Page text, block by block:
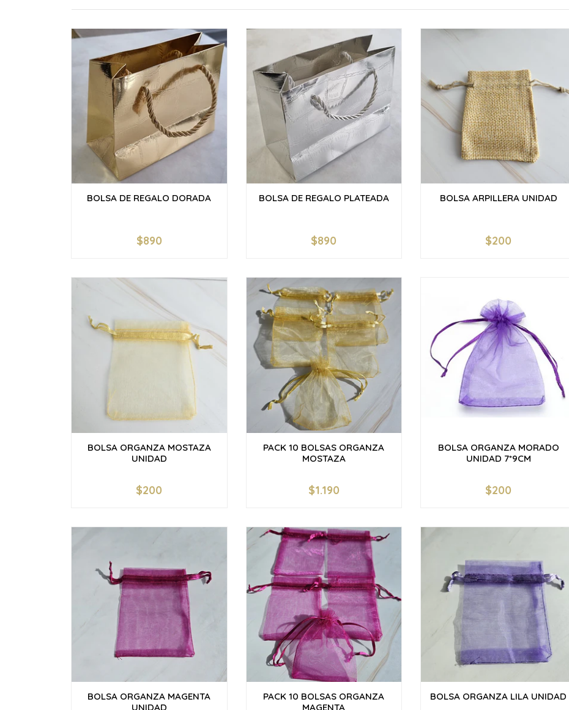
BOLSA DE REGALO DORADA
+
$890
BOLSA DE REGALO PLATEADA
+
$890
BOLSA ARPILLERA UNIDAD
+
$200
BOLSA ORGANZA MOSTAZA
UNIDAD
+
$200
PACK 10 BOLSAS ORGANZA
MOSTAZA
+
$1.190
BOLSA ORGANZA MORADO
UNIDAD 7*9CM
+
$200
BOLSA ORGANZA MAGENTA
UNIDAD
PACK 10 BOLSAS ORGANZA
MAGENTA
BOLSA ORGANZA LILA UNIDAD